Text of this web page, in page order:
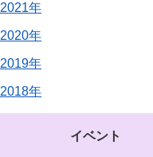
2021年
2020年
2019年
2018年
イベント